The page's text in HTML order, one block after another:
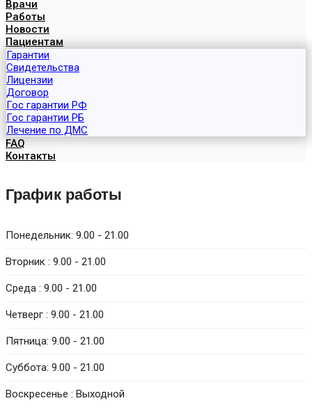
Врачи
Работы
Новости
Пациентам
Гарантии
Свидетельства
Лицензии
Договор
Гос гарантии РФ
Гос гарантии РБ
Лечение по ДМС
FAQ
Контакты
График работы
Понедельник: 9.00 - 21.00
Вторник : 9.00 - 21.00
Среда : 9.00 - 21.00
Четверг : 9.00 - 21.00
Пятница: 9.00 - 21.00
Суббота: 9.00 - 21.00
Воскресенье : Выходной